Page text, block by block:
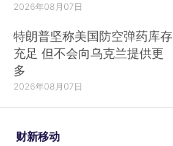
2026年08月07日
特朗普坚称美国防空弹药库存
充足 但不会向乌克兰提供更
多
2026年08月07日
财新移动